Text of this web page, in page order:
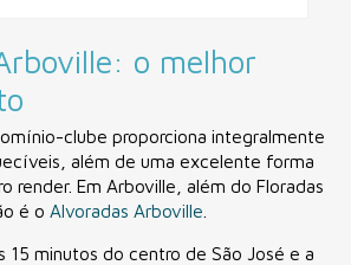
o melhor
clube proporciona integralmente
além de uma excelente forma
render. Em Arboville, além do Floradas
é oAlvoradas Arboville
15 minutos do centro de São José e a